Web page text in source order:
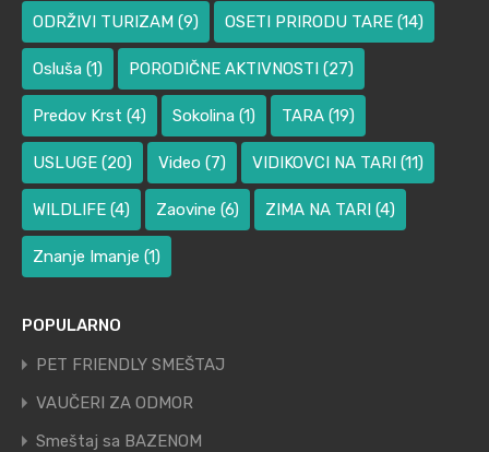
ODRŽIVI TURIZAM (9) OSETI PRIRODU TARE (14)
Osluša (1) PORODIČNE AKTIVNOSTI (27)
Predov Krst (4) Sokolina (1) TARA (19)
USLUGE (20) Video (7) VIDIKOVCI NA TARI (11)
WILDLIFE (4) Zaovine (6) ZIMA NA TARI (4)
Znanje Imanje (1)
POPULARNO
PET FRIENDLY SMEŠTAJ
VAUČERI ZA ODMOR
Smeštaj sa BAZENOM